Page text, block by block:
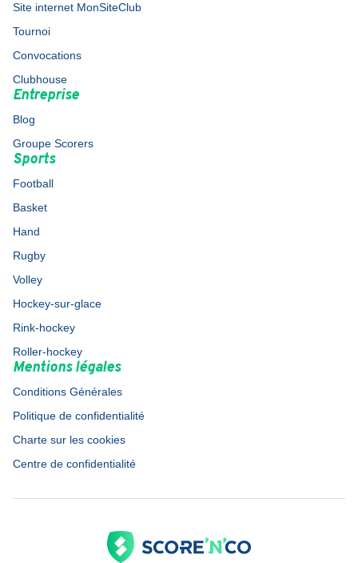
Site internet MonSiteClub
Tournoi
Convocations
Clubhouse
Entreprise
Blog
Groupe Scorers
Sports
Football
Basket
Hand
Rugby
Volley
Hockey-sur-glace
Rink-hockey
Roller-hockey
Mentions légales
Conditions Générales
Politique de confidentialité
Charte sur les cookies
Centre de confidentialité